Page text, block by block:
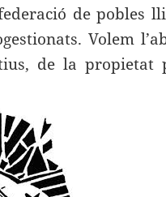
de pobles
Volem
de la propietat